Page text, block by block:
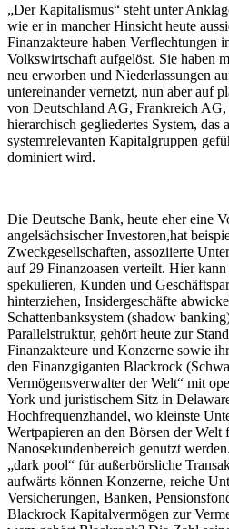
„Der Kapitalismus“ steht unter
wie er in mancher Hinsicht heute
Finanzakteure haben Verflechtungen
Volkswirtschaft aufgelöst. Sie haben
neu erworben und Niederlassungen
untereinander vernetzt, nun aber auf
von Deutschland AG, Frankreich
hierarchisch gegliedertes System, das
systemrelevanten Kapitalgruppen
dominiert wird.
Die Deutsche Bank, heute eher eine
angelsächsischer Investoren,hat
Zweckgesellschaften, assoziierte
auf 29 Finanzoasen verteilt. Hier
spekulieren, Kunden und
hinterziehen, Insidergeschäfte
Schattenbanksystem (shadow
Parallelstruktur, gehört heute zur
Finanzakteure und Konzerne sowie
den Finanzgiganten Blackrock
Vermögensverwalter der Welt“ mit
York und juristischem Sitz in
Hochfrequenzhandel, wo kleinste
Wertpapieren an den Börsen der
Nanosekundenbereich genutzt
„dark pool“ für außerbörsliche
aufwärts können Konzerne, reiche
Versicherungen, Banken,
Blackrock Kapitalvermögen zur